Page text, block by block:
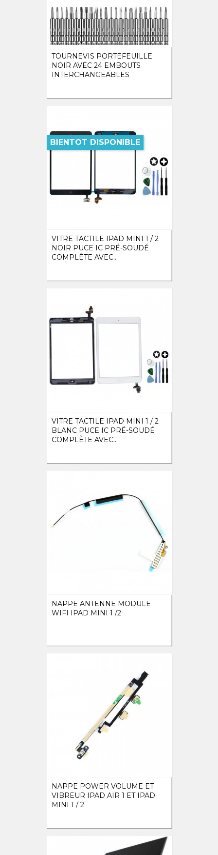
TOURNEVIS PORTEFEUILLE
NOIR AVEC 24 EMBOUTS
INTERCHANGEABLES
VITRE TACTILE IPAD MINI 1 / 2
NOIR PUCE IC PRÉ-SOUDÉ
COMPLÈTE AVEC...
BIENTOT DISPONIBLE
VITRE TACTILE IPAD MINI 1 / 2
BLANC PUCE IC PRÉ-SOUDÉ
COMPLÈTE AVEC...
NAPPE ANTENNE MODULE
WIFI IPAD MINI 1 /2
NAPPE POWER VOLUME ET
VIBREUR IPAD AIR 1 ET IPAD
MINI 1 / 2